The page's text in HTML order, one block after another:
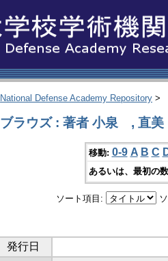
National Defense Academy Repository >
ブラウズ : 著者 小泉 , 直美
移動: 0-9 A B C
あるいは、最初の
ソート項目:
発行日